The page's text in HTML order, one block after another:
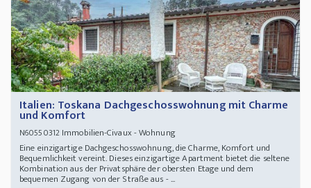
Italien: Toskana Dachgeschosswohnung mit Charme
und Komfort
N60550312Immobilien-Civaux - Wohnung
Eine einzigartige Dachgeschosswohnung, die Charme, Komfort und
Bequemlichkeit vereint. Dieses einzigartige Apartment bietet die seltene
Kombination aus der Privatsphäre der obersten Etage und dem
bequemen Zugang von der Straße aus - ...